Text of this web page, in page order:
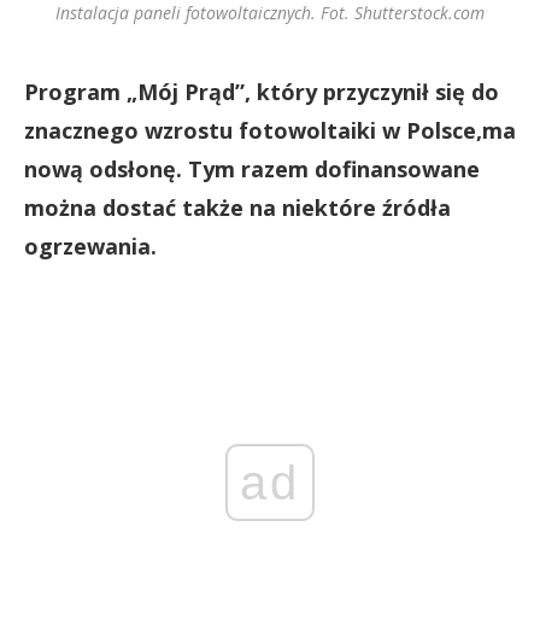
Instalacja paneli fotowoltaicznych. Fot. Shutterstock.com
Program „Mój Prąd”, który przyczynił się do
znacznego wzrostu fotowoltaiki w Polsce,ma
nową odsłonę. Tym razem dofinansowane
można dostać także na niektóre źródła
ogrzewania.
ad